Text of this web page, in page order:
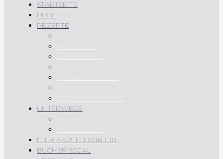
STARTSEITE
BLOG
REZEPTE
UNTERWEGS
HIER KAUFEN WIR EIN
BÜCHERREGAL